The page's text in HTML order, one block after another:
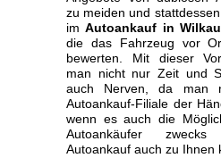
zu meiden und
imAutoankauf in
die das Fahrzeug vor
bewerten. Mit dieser
man nicht nur Zeit und
auch Nerven, da man
Autoankauf-Filiale der
wenn es auch die
Autoankäufer
Autoankauf auch zu Ihnen